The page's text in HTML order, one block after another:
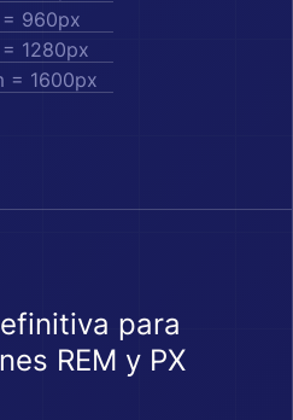
960px
1280px
= 1600px
para
REM y PX